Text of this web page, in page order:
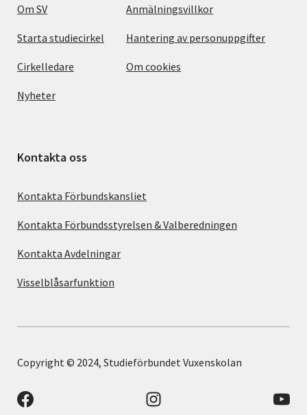
Om SV
Starta studiecirkel
Cirkelledare
Nyheter
Anmälningsvillkor
Hantering av personuppgifter
Om cookies
Kontakta oss
Kontakta Förbundskansliet
Kontakta Förbundsstyrelsen & Valberedningen
Kontakta Avdelningar
Visselblåsarfunktion
Copyright © 2024, Studieförbundet Vuxenskolan